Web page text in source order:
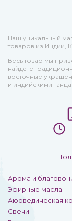
Наш уникальный
товаров из Индии,
Весь товар мы
найдете
восточные
и индийскими
Арома и
Эфирные масла
Аюрведическая
Свечи